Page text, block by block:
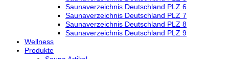
Saunaverzeichnis Deutschland PLZ 6
Saunaverzeichnis Deutschland PLZ 7
Saunaverzeichnis Deutschland PLZ 8
Saunaverzeichnis Deutschland PLZ 9
Wellness
Produkte